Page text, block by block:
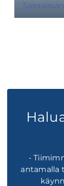
-
antamalla